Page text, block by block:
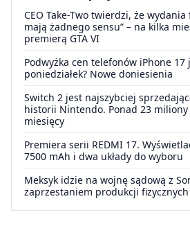
CEO Take-Two twierdzi, że
mają żadnego sensu” – na kilka
premierą GTA VI
Podwyżka cen telefonów iPhone 17
poniedziałek? Nowe doniesienia
Switch 2 jest najszybciej
historii Nintendo. Ponad 23
miesięcy
Premiera serii REDMI 17.
7500 mAh i dwa układy do wyboru
Meksyk idzie na wojnę sądową z
zaprzestaniem produkcji